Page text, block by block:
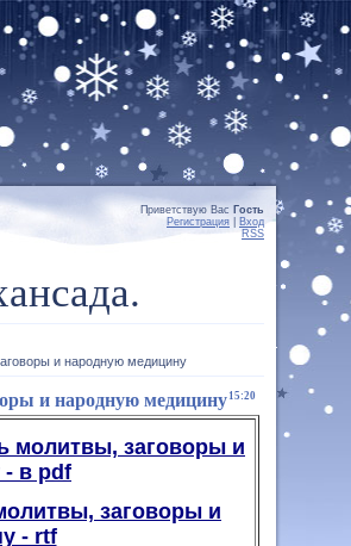
Приветствую Вас Гость
Регистрация
Вход
RSS
и народную медицину
15:20
и народную медицину
молитвы, заговоры и
в pdf
заговоры и
- rtf